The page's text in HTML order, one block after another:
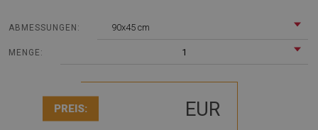
ABMESSUNGEN: 90x45 cm
MENGE: 1
PREIS: EUR